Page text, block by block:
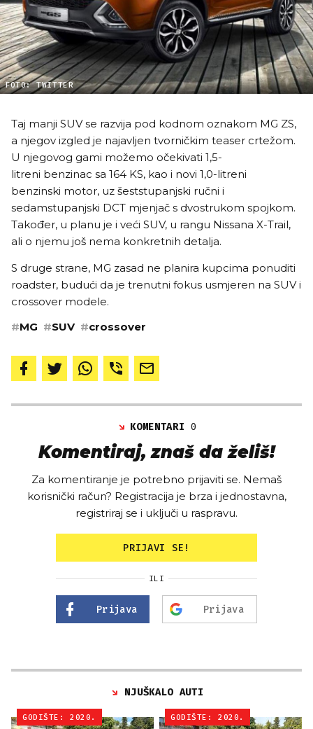
FOTO: TWITTER
Taj manji SUV se razvija pod kodnom oznakom MG ZS,
a njegov izgled je najavljen tvorničkim teaser crtežom.
U njegovog gami možemo očekivati 1,5-
litreni benzinac sa 164 KS, kao i novi 1,0-litreni
benzinski motor, uz šeststupanjski ručni i
sedamstupanjski DCT mjenjač s dvostrukom spojkom.
Također, u planu je i veći SUV, u rangu Nissana X-Trail,
ali o njemu još nema konkretnih detalja.
S druge strane, MG zasad ne planira kupcima ponuditi
roadster, budući da je trenutni fokus usmjeren na SUV i
crossover modele.
#MG #SUV #crossover
KOMENTARI0
Komentiraj, znaš da želiš!
Za komentiranje je potrebno prijaviti se. Nemaš
korisnički račun? Registracija je brza i jednostavna,
registriraj se i uključi u raspravu.
PRIJAVI SE!
ILI
Prijava Prijava
NJUŠKALO AUTI
GODIŠTE: 2020. GODIŠTE: 2020.